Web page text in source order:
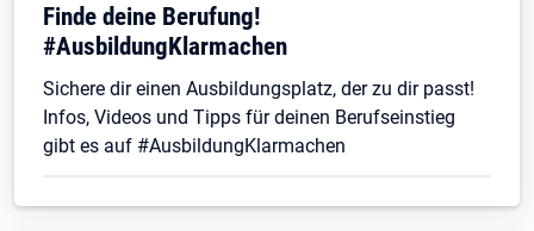
Finde deine Berufung!
#AusbildungKlarmachen
Sichere dir einen Ausbildungsplatz, der zu dir passt!
Infos, Videos und Tipps für deinen Berufseinstieg
gibt es auf #AusbildungKlarmachen